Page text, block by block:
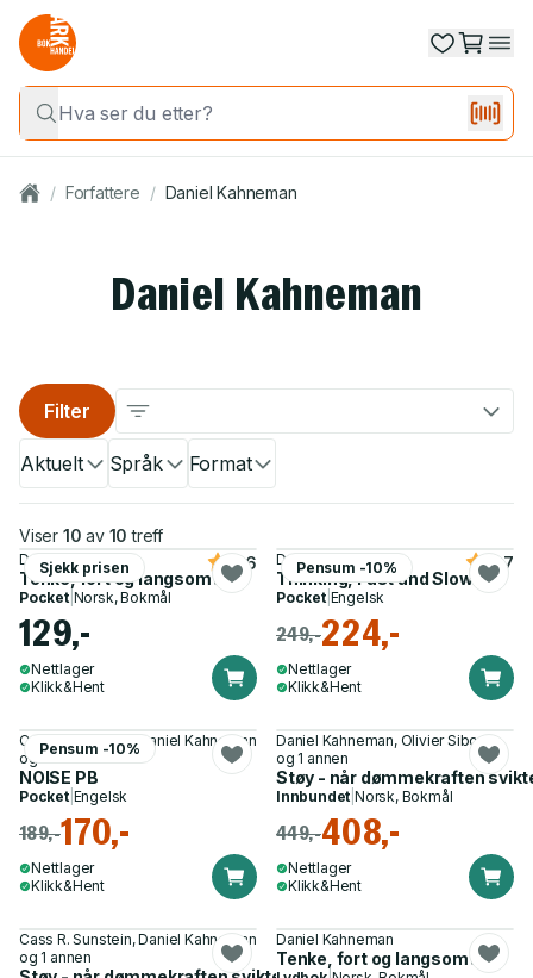
/ Forfattere / Daniel Kahneman
Daniel Kahneman
Aktuelt Språk Format
Filter
Viser 10 av 10 treff
Sjekk prisen
Daniel Kahneman
Tenke, fort og langsomt
4.6
Pocket| Norsk, Bokmål
129,-
Nettlager
Klikk&Hent
Pensum -10%
Daniel Kahneman
Thinking, Fast and Slow
4.7
Pocket| Engelsk
249,-224,-
Nettlager
Klikk&Hent
Pensum -10%
Cass R. Sunstein, Daniel Kahneman
og 1 annen
NOISE PB
Pocket| Engelsk
189,-170,-
Nettlager
Klikk&Hent
Daniel Kahneman, Olivier Sibony
og 1 annen
Støy - når dømmekraften
Innbundet |Norsk, Bokmål
449,-408,-
Nettlager
Klikk&Hent
Cass R. Sunstein, Daniel Kahneman
og 1 annen
Daniel Kahneman
Tenke, fort og langsomt